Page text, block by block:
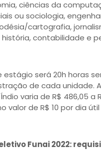
ciências da
ou sociologia,
cartografia,
contabilidade e
estágio será 20h horas
de cada unidade.
varia de R$ 486,05 a
valor de R$ 10 por dia
Funai 2022: